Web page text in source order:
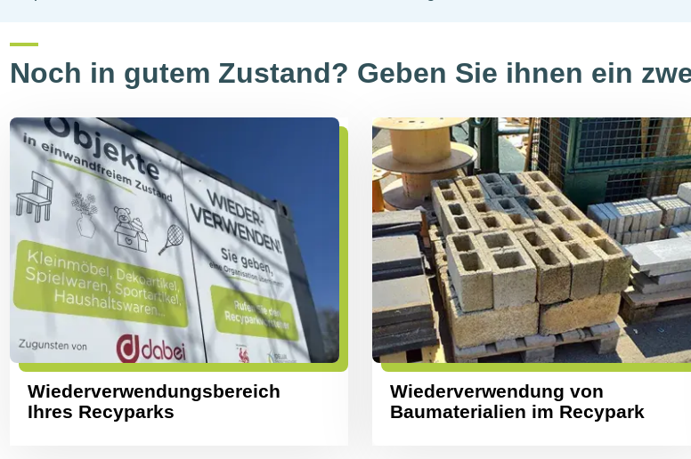
Noch in gutem Zustand? Geben Sie ihnen ein
Wiederverwendungsbereich
Ihres Recyparks
Wiederverwendung von
Baumaterialien im Recypark